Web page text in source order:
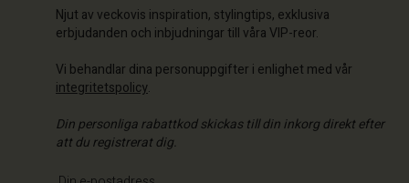
Njut av veckovis inspiration, stylingtips, exklusiva
erbjudanden och inbjudningar till våra VIP-reor.
Vi behandlar dina personuppgifter i enlighet med vår
integritetspolicy.
Din personliga rabattkod skickas till din inkorg direkt efter
att du registrerat dig.
Ange din e-postadress